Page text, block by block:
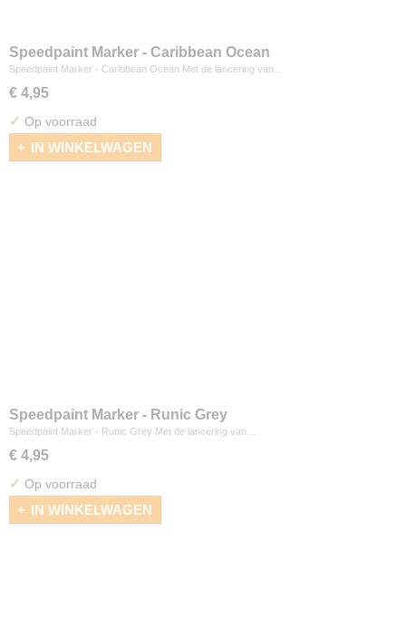
Speedpaint Marker - Caribbean Ocean
Speedpaint Marker - Caribbean Ocean Met de lancering van…
€ 4,95
✓ Op voorraad
IN WINKELWAGEN
Speedpaint Marker - Runic Grey
Speedpaint Marker - Runic Grey Met de lancering van…
€ 4,95
✓ Op voorraad
IN WINKELWAGEN